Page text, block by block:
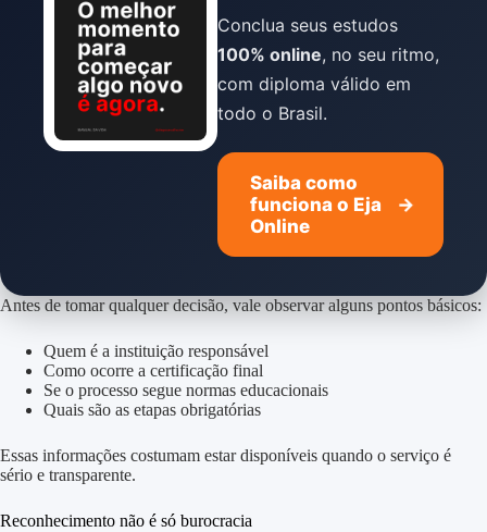
Conclua seus estudos
100% online, no seu ritmo,
com diploma válido em
todo o Brasil.
Saiba como
funciona o Eja
Online
→
Antes de tomar qualquer decisão, vale observar alguns pontos básicos:
Quem é a instituição responsável
Como ocorre a certificação final
Se o processo segue normas educacionais
Quais são as etapas obrigatórias
Essas informações costumam estar disponíveis quando o serviço é
sério e transparente.
Reconhecimento não é só burocracia